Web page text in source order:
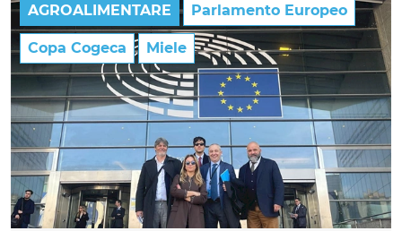
AGROALIMENTARE
Parlamento Europeo
Copa Cogeca Miele